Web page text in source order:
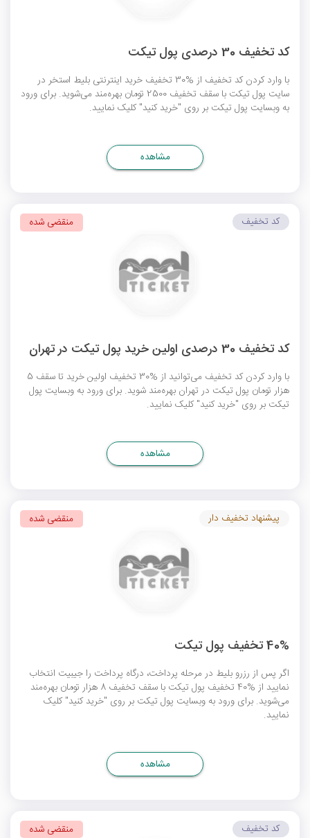
کد تخفیف 30 درصدی پول تیکت
با وارد کردن کد تخفیف از %30 تخفیف خرید اینترنتی بلیط استخر در
سایت پول تیکت با سقف تخفیف 2500 تومان بهره‌مند می‌شوید. برای ورود
به وبسایت پول تیکت بر روی "خرید کنید" کلیک نمایید.
مشاهده
کد تخفیف 30 درصدی اولین خرید پول تیکت در تهران
با وارد کردن کد تخفیف می‌توانید از %30 تخفیف اولین خرید تا سقف 5
هزار تومان پول تیکت در تهران بهره‌مند شوید. برای ورود به وبسایت پول
تیکت بر روی "خرید کنید" کلیک نمایید.
کد تخفیف منقضی شده
مشاهده
40% تخفیف پول تیکت
اگر پس از رزرو بلیط در مرحله پرداخت، درگاه پرداخت را جیبیت انتخاب
نمایید از %40 تخفیف پول تیکت با سقف تخفیف 8 هزار تومان بهره‌مند
می‌شوید. برای ورود به وبسایت پول تیکت بر روی "خرید کنید" کلیک
نمایید.
پیشنهاد تخفیف دار منقضی شده
مشاهده
کد تخفیف منقضی شده